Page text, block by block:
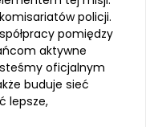
policji.
pomiędzy
aktywne
oficjalnym
buduje sieć
lepsze,